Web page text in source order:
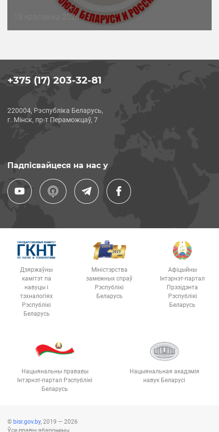
публикации
18 красавіка 2026
+375 (17) 203-32-81
220004, Рэспубліка Беларусь,
г. Мінск, пр-т Пераможцаў, 7
Падпісвайцеся на нас у
Дзяржаўны
камітэт па
навуцы і
тэхналогіях
Рэспублікі
Беларусь
Міністэрства
замежных спраў
Рэспублікі
Беларусь
Афіцыйны
Інтэрнэт-партал
Прэзідэнта
Рэспублікі
Беларусь
Нацыянальны прававы
Інтэрнэт-партал Рэспублікі
Беларусь
Нацыянальная акадэмія
навук Беларусі
© bisr.gov.by, 2019 — 2026
Ўсе правы абаронены